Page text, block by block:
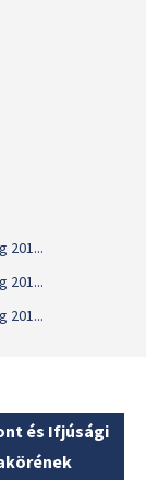
201...
201...
201...
és Ifjúsági